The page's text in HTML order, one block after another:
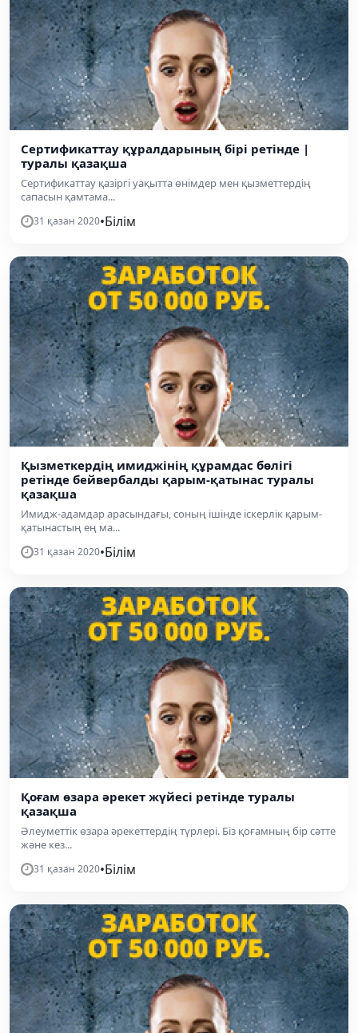
Сертификаттау құралдарының бірі ретінде |
туралы қазақша
Сертификаттау қазіргі уақытта өнімдер мен қызметтердің
сапасын қамтама...
31 қазан 2020•Білім
Қызметкердің имиджінің құрамдас бөлігі
ретінде бейвербалды қарым-қатынас туралы
қазақша
Имидж-адамдар арасындағы, соның ішінде іскерлік қарым-
қатынастың ең ма...
31 қазан 2020•Білім
Қоғам өзара әрекет жүйесі ретінде туралы
қазақша
Әлеуметтік өзара әрекеттердің түрлері. Біз қоғамның бір сәтте
және кез...
31 қазан 2020•Білім